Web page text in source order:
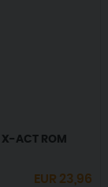
X-ACT ROM
EUR 23,96